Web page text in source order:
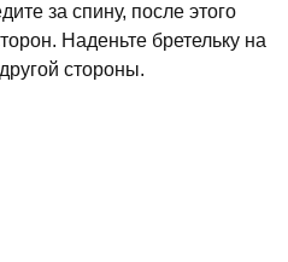
за спину, после этого
Наденьте бретельку на
стороны.